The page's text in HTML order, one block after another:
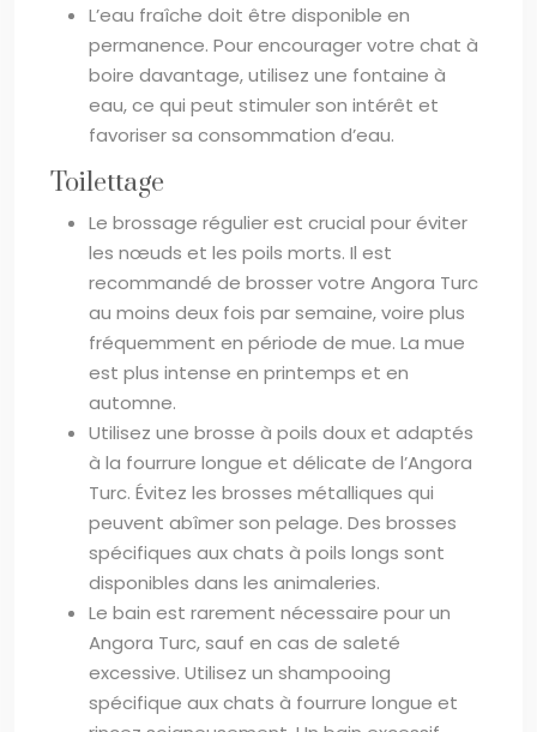
L’eau fraîche doit être disponible en
permanence. Pour encourager votre chat à
boire davantage, utilisez une fontaine à
eau, ce qui peut stimuler son intérêt et
favoriser sa consommation d’eau.
Toilettage
Le brossage régulier est crucial pour éviter
les nœuds et les poils morts. Il est
recommandé de brosser votre Angora Turc
au moins deux fois par semaine, voire plus
fréquemment en période de mue. La mue
est plus intense en printemps et en
automne.
Utilisez une brosse à poils doux et adaptés
à la fourrure longue et délicate de l’Angora
Turc. Évitez les brosses métalliques qui
peuvent abîmer son pelage. Des brosses
spécifiques aux chats à poils longs sont
disponibles dans les animaleries.
Le bain est rarement nécessaire pour un
Angora Turc, sauf en cas de saleté
excessive. Utilisez un shampooing
spécifique aux chats à fourrure longue et